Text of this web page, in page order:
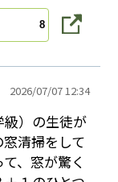
8
2026/07/07 12:34
級）の生徒が
清掃をして
、窓が驚く